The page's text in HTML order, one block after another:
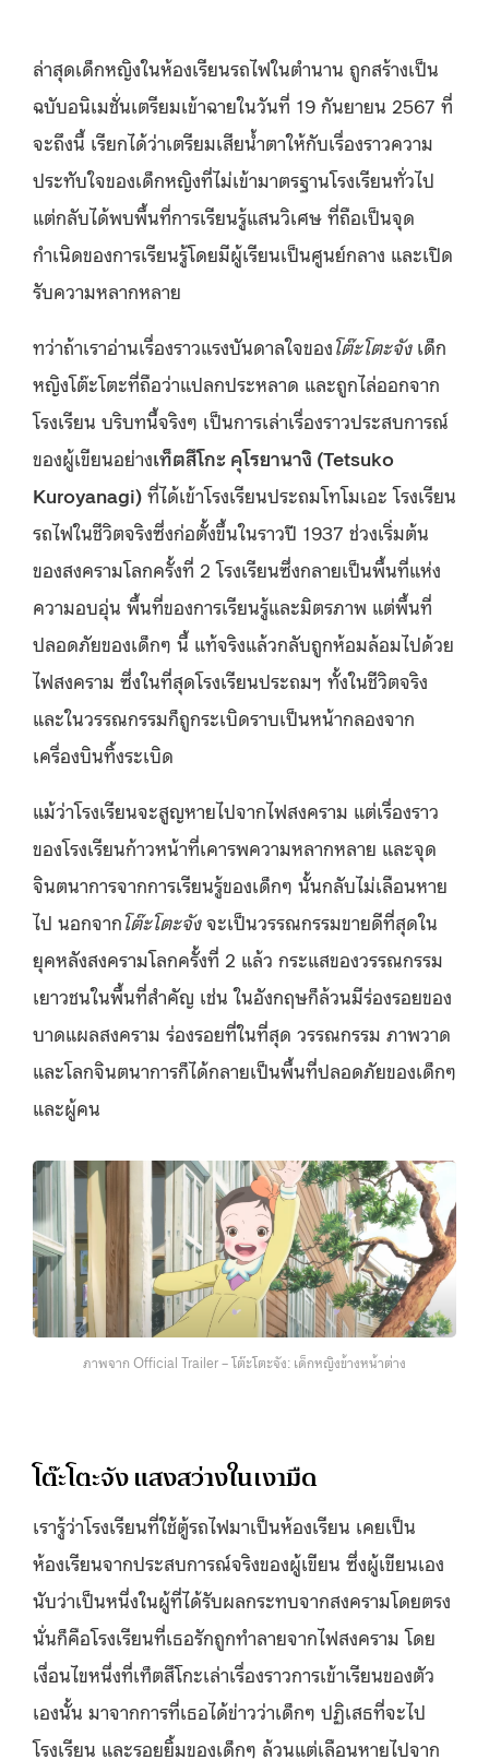
ล่าสุดเด็กหญิงในห้องเรียนรถไฟในตำนาน ถูกสร้างเป็น
ฉบับอนิเมชั่นเตรียมเข้าฉายในวันที่ 19 กันยายน 2567 ที่
จะถึงนี้ เรียกได้ว่าเตรียมเสียน้ำตาให้กับเรื่องราวความ
ประทับใจของเด็กหญิงที่ไม่เข้ามาตรฐานโรงเรียนทั่วไป
แต่กลับได้พบพื้นที่การเรียนรู้แสนวิเศษ ที่ถือเป็นจุด
กำเนิดของการเรียนรู้โดยมีผู้เรียนเป็นศูนย์กลาง และเปิด
รับความหลากหลาย
ทว่าถ้าเราอ่านเรื่องราวแรงบันดาลใจของโต๊ะโตะจังเด็ก
หญิงโต๊ะโตะที่ถือว่าแปลกประหลาด และถูกไล่ออกจาก
โรงเรียน บริบทนี้จริงๆ เป็นการเล่าเรื่องราวประสบการณ์
ของผู้เขียนอย่างเท็ตสึโกะ คุโรยานางิ (Tetsuko
Kuroyanagi) ที่ได้เข้าโรงเรียนประถมโทโมเอะ โรงเรียน
รถไฟในชีวิตจริงซึ่งก่อตั้งขึ้นในราวปี 1937 ช่วงเริ่มต้น
ของสงครามโลกครั้งที่ 2โรงเรียนซึ่งกลายเป็นพื้นที่แห่ง
ความอบอุ่น พื้นที่ของการเรียนรู้และมิตรภาพ แต่พื้นที่
ปลอดภัยของเด็กๆ นี้ แท้จริงแล้วกลับถูกห้อมล้อมไปด้วย
ไฟสงคราม ซึ่งในที่สุดโรงเรียนประถมฯ ทั้งในชีวิตจริง
และในวรรณกรรมก็ถูกระเบิดราบเป็นหน้ากลองจาก
เครื่องบินทิ้งระเบิด
แม้ว่าโรงเรียนจะสูญหายไปจากไฟสงคราม แต่เรื่องราว
ของโรงเรียนก้าวหน้าที่เคารพความหลากหลาย และจุด
จินตนาการจากการเรียนรู้ของเด็กๆ นั้นกลับไม่เลือนหาย
ไป นอกจากโต๊ะโตะจังจะเป็นวรรณกรรมขายดีที่สุดใน
ยุคหลังสงครามโลกครั้งที่ 2 แล้ว กระแสของวรรณกรรม
เยาวชนในพื้นที่สำคัญ เช่น ในอังกฤษก็ล้วนมีร่องรอยของ
บาดแผลสงคราม ร่องรอยที่ในที่สุด วรรณกรรม ภาพวาด
และโลกจินตนาการก็ได้กลายเป็นพื้นที่ปลอดภัยของเด็กๆ
และผู้คน
ภาพจาก Official Trailer – โต๊ะโตะจัง: เด็กหญิงข้างหน้าต่าง
โต๊ะโตะจัง แสงสว่างในเงามืด
เรารู้ว่าโรงเรียนที่ใช้ตู้รถไฟมาเป็นห้องเรียน เคยเป็น
ห้องเรียนจากประสบการณ์จริงของผู้เขียน ซึ่งผู้เขียนเอง
นับว่าเป็นหนึ่งในผู้ที่ได้รับผลกระทบจากสงครามโดยตรง
นั่นก็คือโรงเรียนที่เธอรักถูกทำลายจากไฟสงคราม โดย
เงื่อนไขหนึ่งที่เท็ตสึโกะเล่าเรื่องราวการเข้าเรียนของตัว
เองนั้น มาจากการที่เธอได้ข่าวว่าเด็กๆ ปฏิเสธที่จะไป
โรงเรียน และรอยยิ้มของเด็กๆ ล้วนแต่เลือนหายไปจาก